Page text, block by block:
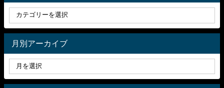
月別アーカイブ